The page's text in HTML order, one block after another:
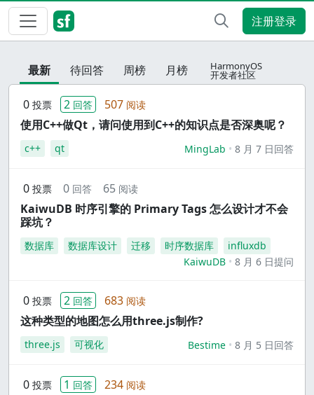
注册登录
最新 待回答 周榜 月榜 HarmonyOS
开发者社区
0 投票 2 回答 507 阅读
使用C++做Qt，请问使用到C++的知识点是否深奥呢？
c++ qt MingLab 8 月 7 日回答
0 投票 0 回答 65 阅读
KaiwuDB 时序引擎的 Primary Tags 怎么设计才不会
踩坑？
数据库 数据库设计 迁移 时序数据库
influxdb
KaiwuDB
8 月 6 日提问
0 投票 2 回答 683 阅读
这种类型的地图怎么用three.js制作?
three.js 可视化 Bestime 8 月 5 日回答
0 投票 1 回答 234 阅读